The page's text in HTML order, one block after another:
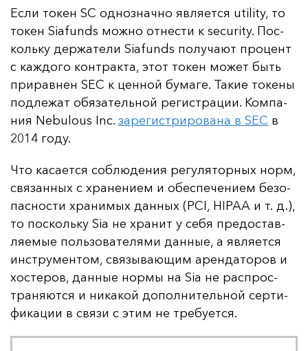
Ес­ли то­кен SC од­ноз­нач­но яв­ля­ет­ся utility, то
то­кен Siafunds мож­но от­нес­ти к security. Пос­
коль­ку дер­жа­те­ли Siafunds по­лу­ча­ют про­цент
с каж­до­го кон­трак­та, этот то­кен мо­жет быть
при­рав­нен SEC к цен­ной бу­ма­ге. Та­кие то­ке­ны
под­ле­жат обя­за­тель­ной ре­гис­тра­ции. Ком­па­
ния Nebulous Inc. за­ре­гис­три­ро­ва­на в SEC в
2014 го­ду.
Что ка­са­ет­ся соб­лю­де­ния ре­гу­ля­тор­ных норм,
свя­зан­ных с хра­не­ни­ем и обес­пе­че­ни­ем бе­зо­
пас­нос­ти хра­ни­мых дан­ных (PCI, HIPAA и т. д.),
то пос­коль­ку Sia не хра­нит у се­бя пре­дос­тав­
ля­емые поль­зо­ва­те­ля­ми дан­ные, а яв­ля­ет­ся
инс­тру­мен­том, свя­зы­ва­ющим арен­да­то­ров и
хос­те­ров, дан­ные нор­мы на Sia не рас­прос­
тра­ня­ют­ся и ни­ка­кой до­пол­ни­тель­ной сер­ти­
фи­ка­ции в свя­зи с этим не тре­бу­ет­ся.